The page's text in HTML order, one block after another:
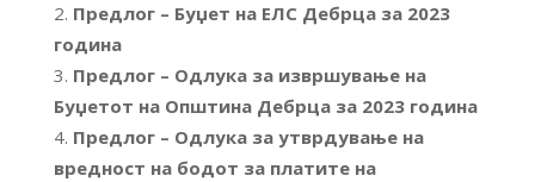
Предлог – Буџет на ЕЛС Дебрца за 2023
година
Предлог – Одлука за извршување на
Буџетот на Општина Дебрца за 2023 година
Предлог – Одлука за утврдување на
вредност на бодот за платите на